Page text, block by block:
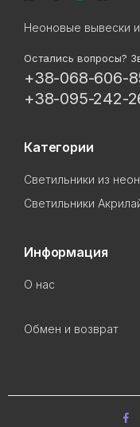
Неоновые вывески
Остались вопросы?
+38-068-606-
+38-095-242-
Категории
Светильники из
Светильники
Информация
О нас
Обмен и возврат